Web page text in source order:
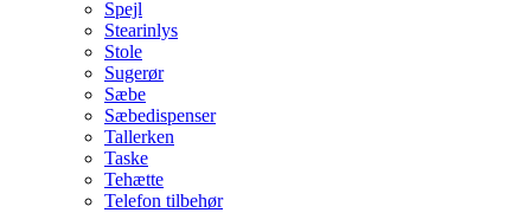
Spejl
Stearinlys
Stole
Sugerør
Sæbe
Sæbedispenser
Tallerken
Taske
Tehætte
Telefon tilbehør